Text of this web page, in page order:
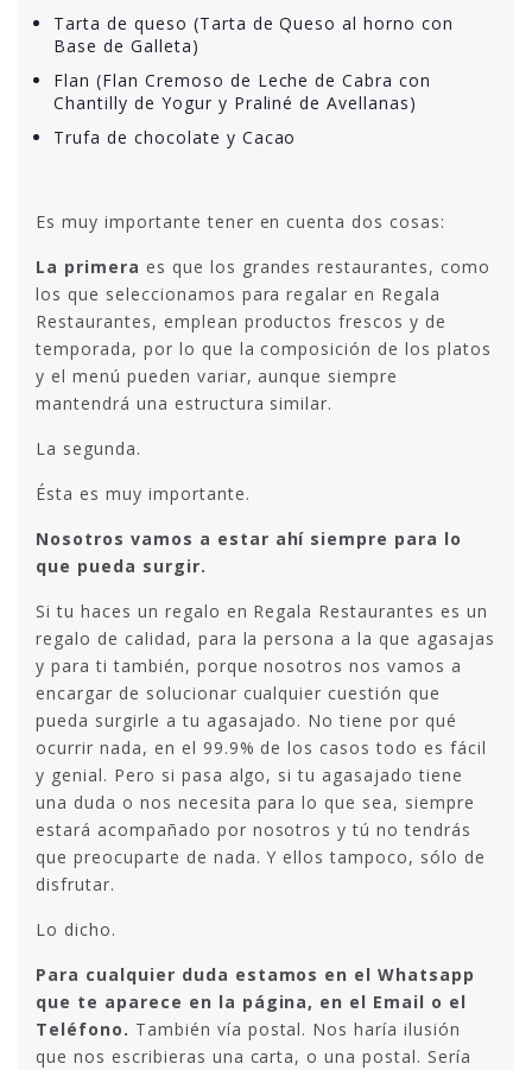
Tarta de queso (Tarta de Queso al horno con
Base de Galleta)
Flan (Flan Cremoso de Leche de Cabra con
Chantilly de Yogur y Praliné de Avellanas)
Trufa de chocolate y Cacao
Es muy importante tener en cuenta dos cosas:
La primera es que los grandes restaurantes, como
los que seleccionamos para regalar en Regala
Restaurantes, emplean productos frescos y de
temporada, por lo que la composición de los platos
y el menú pueden variar, aunque siempre
mantendrá una estructura similar.
La segunda.
Ésta es muy importante.
Nosotros vamos a estar ahí siempre para lo
que pueda surgir.
Si tu haces un regalo en Regala Restaurantes es un
regalo de calidad, para la persona a la que agasajas
y para ti también, porque nosotros nos vamos a
encargar de solucionar cualquier cuestión que
pueda surgirle a tu agasajado. No tiene por qué
ocurrir nada, en el 99.9% de los casos todo es fácil
y genial. Pero si pasa algo, si tu agasajado tiene
una duda o nos necesita para lo que sea, siempre
estará acompañado por nosotros y tú no tendrás
que preocuparte de nada. Y ellos tampoco, sólo de
disfrutar.
Lo dicho.
Para cualquier duda estamos en el Whatsapp
que te aparece en la página, en el Email o el
Teléfono. También vía postal. Nos haría ilusión
que nos escribieras una carta, o una postal. Sería